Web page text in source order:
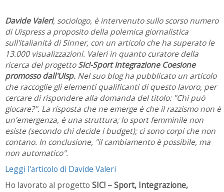
Davide Valeri, sociologo, è intervenuto sullo scorso numero
di Uispress a proposito della polemica giornalistica
sull'italianità di Sinner, con un articolo che ha superato le
13.000 visualizzazioni. Valeri in quanto curatore della
ricerca del progettoSic!-Sport Integrazione Coesione
promosso dall'Uisp. Nel suo blog ha pubblicato un articolo
che raccoglie gli elementi qualificanti di questo lavoro, per
cercare di rispondere alla domanda del titolo: "Chi può
giocare?". La risposta che ne emerge è che il razzismo non è
un’emergenza, è una struttura; lo sport femminile non
esiste (secondo chi decide i budget); ci sono corpi che non
contano. In conclusione, "il cambiamento è possibile, ma
non automatico".
Leggi l'articolo di Davide Valeri
Ho lavorato al progetto SIC! – Sport, Integrazione,